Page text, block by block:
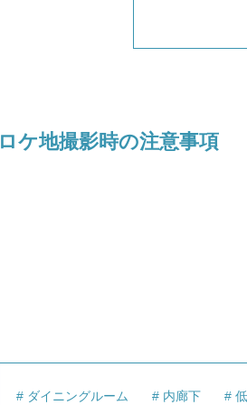
ロケ地撮影時の注意事項
ダイニングルーム 内廊下